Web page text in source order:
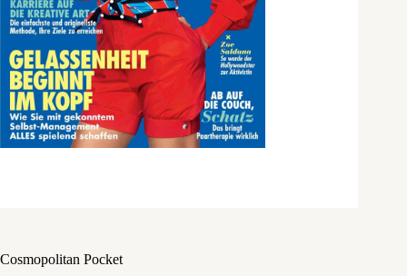
Cosmopolitan Pocket